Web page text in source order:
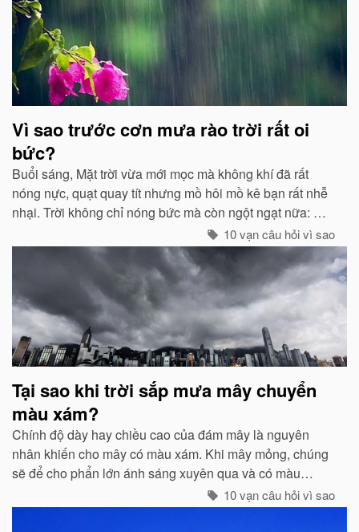
Vì sao trước cơn mưa rào trời rất oi
bức?
Buổi sáng, Mặt trời vừa mới mọc mà không khí đã rất
nóng nực, quạt quay tít nhưng mồ hôi mồ kê bạn rất nhễ
nhại. Trời không chỉ nóng bức mà còn ngột ngạt nữa: Đó
chính là dấu hiệu bắt đẩu của một cơn mưa rào...
10 vạn câu hỏi vì sao
Tại sao khi trời sắp mưa mây chuyển
màu xám?
Chính độ dày hay chiều cao của đám mây là nguyên
nhân khiến cho mây có màu xám. Khi mây mỏng, chúng
sẽ để cho phẩn lớn ánh sáng xuyên qua và có màu
10 vạn câu hỏi vì sao